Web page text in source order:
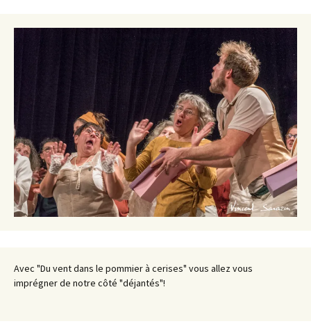
Avec "Du vent dans le pommier à cerises" vous allez vous
imprégner de notre côté "déjantés"!